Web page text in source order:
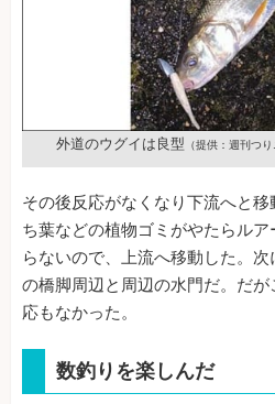
外道のウグイは良型 （提供：週刊つ
その後反応がなくなり下流へと
ち葉などの植物ゴミがやたらル
らないので、上流へ移動した。
の橋脚周辺と周辺の水門だ。だ
応もなかった。
数釣りを楽しんだ